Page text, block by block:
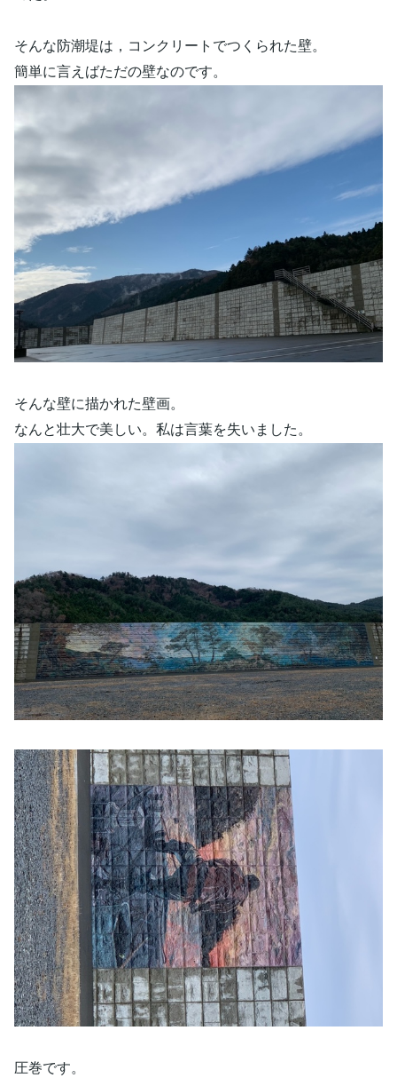
そんな防潮堤は，コンクリートでつくられた壁。
簡単に言えばただの壁なのです。
そんな壁に描かれた壁画。
なんと壮大で美しい。私は言葉を失いました。
圧巻です。